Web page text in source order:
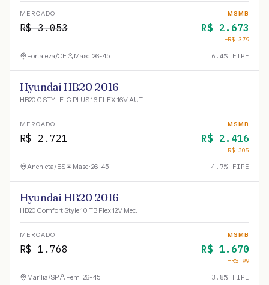
MERCADO
R$3.053
MSMB
R$ 2.673
−R$ 379
Fortaleza/CE Masc · 26-45 6.4% FIPE
Hyundai HB20 2016
HB20 C.STYLE-C.PLUS 1.6 FLEX 16V AUT.
MERCADO
R$2.721
MSMB
R$ 2.416
−R$ 305
Anchieta/ES Masc · 26-45 4.7% FIPE
Hyundai HB20 2016
HB20 Comfort Style 1.0 TB Flex 12V Mec.
MERCADO
R$1.768
MSMB
R$ 1.670
−R$ 99
Marília/SP Fem · 26-45 3.8% FIPE